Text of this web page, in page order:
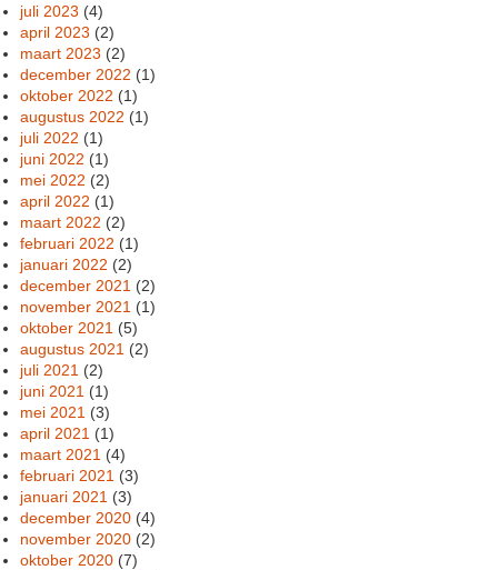
juli 2023 (4)
april 2023 (2)
maart 2023 (2)
december 2022 (1)
oktober 2022 (1)
augustus 2022 (1)
juli 2022 (1)
juni 2022 (1)
mei 2022 (2)
april 2022 (1)
maart 2022 (2)
februari 2022 (1)
januari 2022 (2)
december 2021 (2)
november 2021 (1)
oktober 2021 (5)
augustus 2021 (2)
juli 2021 (2)
juni 2021 (1)
mei 2021 (3)
april 2021 (1)
maart 2021 (4)
februari 2021 (3)
januari 2021 (3)
december 2020 (4)
november 2020 (2)
oktober 2020 (7)